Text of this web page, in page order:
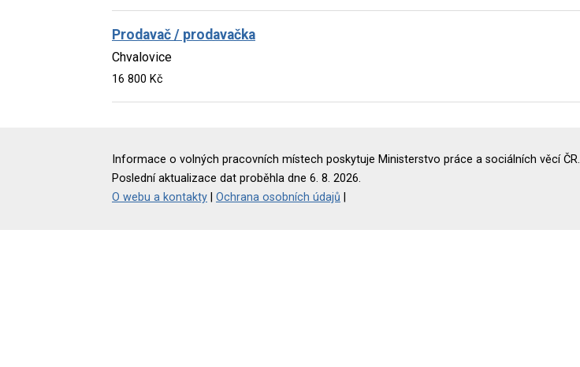
Prodavač / prodavačka
Chvalovice
16 800 Kč
Informace o volných pracovních místech poskytuje Ministerstvo práce a sociálních věcí ČR.
Poslední aktualizace dat proběhla dne 6. 8. 2026.
O webu a kontakty
Ochrana osobních údajů